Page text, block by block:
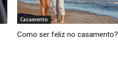
Casamento
Como ser feliz no casamento?